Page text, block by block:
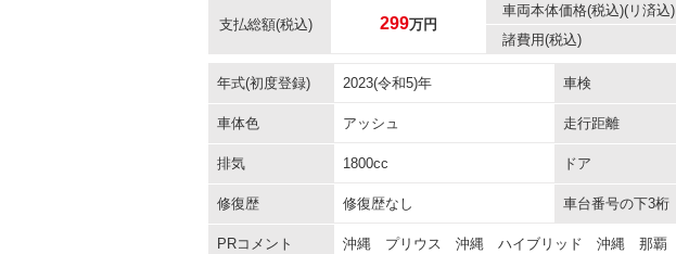
支払総額(税込) 299万円
車両本体価格(税込)(リ済込)
諸費用(税込)
年式(初度登録) 2023(令和5)年 車検
車体色 アッシュ 走行距離
排気 1800cc ドア
修復歴 修復歴なし 車台番号の下3桁
PRコメント 沖縄 プリウス 沖縄 ハイブリッド 沖縄 那覇